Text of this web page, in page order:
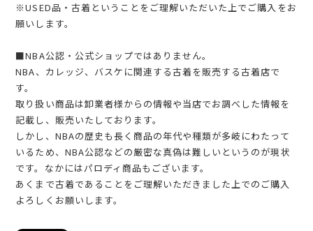
※USED品・古着ということをご理解いただいた上でご購入をお
願いします。
■NBA公認・公式ショップではありません。
NBA、カレッジ、バスケに関連する古着を販売する古着店で
す。
取り扱い商品は卸業者様からの情報や当店でお調べした情報を
記載し、販売いたしております。
しかし、NBAの歴史も長く商品の年代や種類が多岐にわたって
いるため、NBA公認などの厳密な真偽は難しいというのが現状
です。なかにはパロディ商品もございます。
あくまで古着であることをご理解いただきました上でのご購入
よろしくお願いします。